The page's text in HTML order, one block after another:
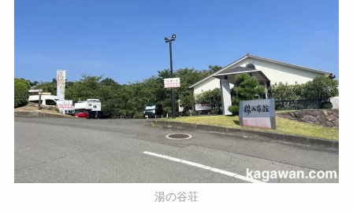
湯の谷荘